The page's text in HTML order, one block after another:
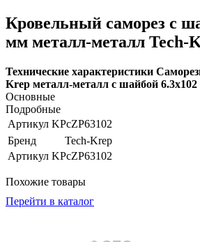
Кровельный саморез с
мм металл-металл Tech-
Технические характеристики
Krep металл-металл с шайбой
Основные
Подробные
Артикул KPcZP63102
Бренд
Tech-Krep
Артикул KPcZP63102
Похожие товары
Перейти в каталог